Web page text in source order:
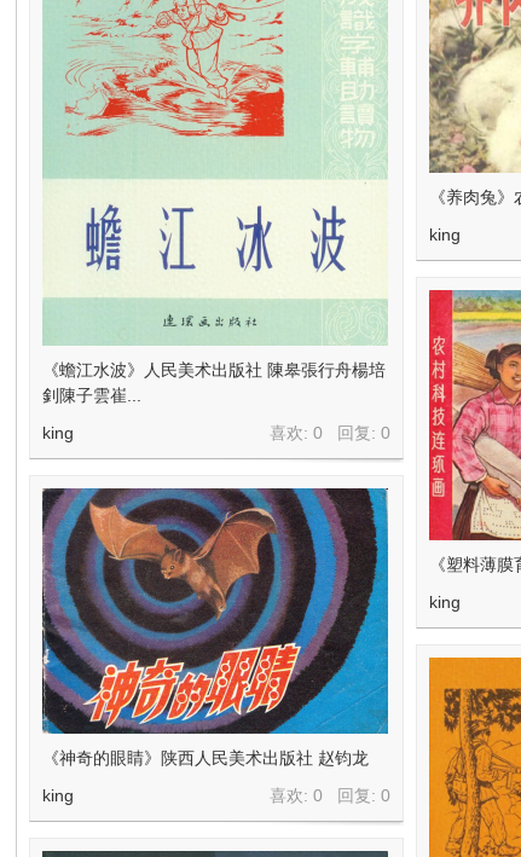
《蟾江水波》人民美术出版社 陳皋張行舟楊培
釗陳子雲崔...
喜欢: 0 回复:0
king
《养肉兔
king
《塑料薄
king
《神奇的眼睛》陕西人民美术出版社 赵钧龙
喜欢: 0 回复:0
king